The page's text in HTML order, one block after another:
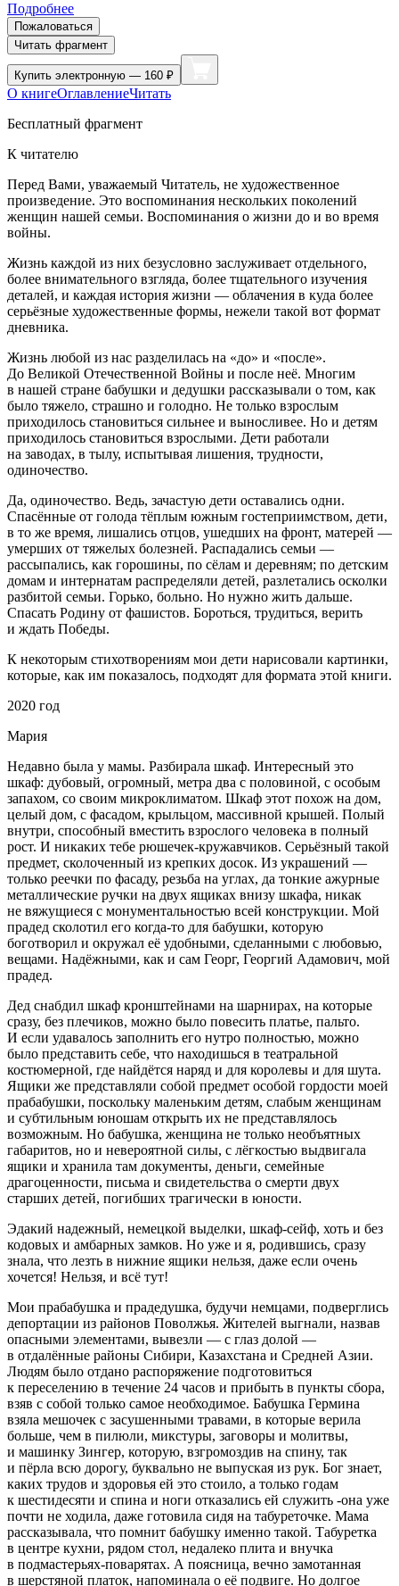
Подробнее
Пожаловаться
Читать фрагмент
Купить электронную — 160 ₽
О книгеОглавлениеЧитать
Бесплатный фрагмент
К читателю
Перед Вами, уважаемый Читатель, не художественное
произведение. Это воспоминания нескольких поколений
женщин нашей семьи. Воспоминания о жизни до и во время
войны.
Жизнь каждой из них безусловно заслуживает отдельного,
более внимательного взгляда, более тщательного изучения
деталей, и каждая история жизни — облачения в куда более
серьёзные художественные формы, нежели такой вот формат
дневника.
Жизнь любой из нас разделилась на «до» и «после».
До Великой Отечественной Войны и после неё. Многим
в нашей стране бабушки и дедушки рассказывали о том, как
было тяжело, страшно и голодно. Не только взрослым
приходилось становиться сильнее и выносливее. Но и детям
приходилось становиться взрослыми. Дети работали
на заводах, в тылу, испытывая лишения, трудности,
одиночество.
Да, одиночество. Ведь, зачастую дети оставались одни.
Спасённые от голода тёплым южным гостеприимством, дети,
в то же время, лишались отцов, ушедших на фронт, матерей —
умерших от тяжелых болезней. Распадались семьи —
рассыпались, как горошины, по сёлам и деревням; по детским
домам и интернатам распределяли детей, разлетались осколки
разбитой семьи. Горько, больно. Но нужно жить дальше.
Спасать Родину от фашистов. Бороться, трудиться, верить
и ждать Победы.
К некоторым стихотворениям мои дети нарисовали картинки,
которые, как им показалось, подходят для формата этой книги.
2020 год
Мария
Недавно была у мамы. Разбирала шкаф. Интересный это
шкаф: дубовый, огромный, метра два с половиной, с особым
запахом, со своим микроклиматом. Шкаф этот похож на дом,
целый дом, с фасадом, крыльцом, массивной крышей. Полый
внутри, способный вместить взрослого человека в полный
рост. И никаких тебе рюшечек-кружавчиков. Серьёзный такой
предмет, сколоченный из крепких досок. Из украшений —
только реечки по фасаду, резьба на углах, да тонкие ажурные
металлические ручки на двух ящиках внизу шкафа, никак
не вяжущиеся с монументальностью всей конструкции. Мой
прадед сколотил его когда-то для бабушки, которую
боготворил и окружал её удобными, сделанными с любовью,
вещами. Надёжными, как и сам Георг, Георгий Адамович, мой
прадед.
Дед снабдил шкаф кронштейнами на шарнирах, на которые
сразу, без плечиков, можно было повесить платье, пальто.
И если удавалось заполнить его нутро полностью, можно
было представить себе, что находишься в театральной
костюмерной, где найдётся наряд и для королевы и для шута.
Ящики же представляли собой предмет особой гордости моей
прабабушки, поскольку маленьким детям, слабым женщинам
и субтильным юношам открыть их не представлялось
возможным. Но бабушка, женщина не только необъятных
габаритов, но и невероятной силы, с лёгкостью выдвигала
ящики и хранила там документы, деньги, семейные
драгоценности, письма и свидетельства о смерти двух
старших детей, погибших трагически в юности.
Эдакий надежный, немецкой выделки, шкаф-сейф, хоть и без
кодовых и амбарных замков. Но уже и я, родившись, сразу
знала, что лезть в нижние ящики нельзя, даже если очень
хочется! Нельзя, и всё тут!
Мои прабабушка и прадедушка, будучи немцами, подверглись
депортации из районов Поволжья. Жителей выгнали, назвав
опасными элементами, вывезли — с глаз долой —
в отдалённые районы Сибири, Казахстана и Средней Азии.
Людям было отдано распоряжение подготовиться
к переселению в течение 24 часов и прибыть в пункты сбора,
взяв с собой только самое необходимое. Бабушка Гермина
взяла мешочек с засушенными травами, в которые верила
больше, чем в пилюли, микстуры, заговоры и молитвы,
и машинку Зингер, которую, взгромоздив на спину, так
и пёрла всю дорогу, буквально не выпуская из рук. Бог знает,
каких трудов и здоровья ей это стоило, а только годам
к шестидесяти и спина и ноги отказались ей служить -она уже
почти не ходила, даже готовила сидя на табуреточке. Мама
рассказывала, что помнит бабушку именно такой. Табуретка
в центре кухни, рядом стол, недалеко плита и внучка
в подмастерьях-поварятах. А поясница, вечно замотанная
в шерстяной платок, напоминала о её подвиге. Но долгое